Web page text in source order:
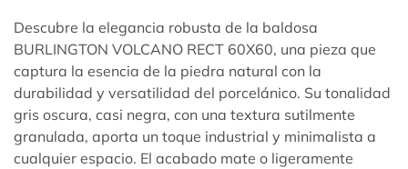
Descubre la elegancia robusta de la baldosa
BURLINGTON VOLCANO RECT 60X60, una pieza que
captura la esencia de la piedra natural con la
durabilidad y versatilidad del porcelánico. Su tonalidad
gris oscura, casi negra, con una textura sutilmente
granulada, aporta un toque industrial y minimalista a
cualquier espacio. El acabado mate o ligeramente